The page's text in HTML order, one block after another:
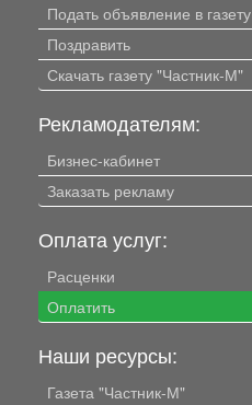
Подать объявление в газету
Поздравить
Скачать газету "Частник-М"
Рекламодателям:
Бизнес-кабинет
Заказать рекламу
Оплата услуг:
Расценки
Оплатить
Наши ресурсы:
Газета "Частник-М"